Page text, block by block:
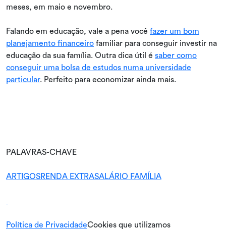
meses, em maio e novembro.
Falando em educação, vale a pena você fazer um bom
planejamento financeiro familiar para conseguir investir na
educação da sua família. Outra dica útil é saber como
conseguir uma bolsa de estudos numa universidade
particular. Perfeito para economizar ainda mais.
PALAVRAS-CHAVE
ARTIGOSRENDA EXTRASALÁRIO FAMÍLIA
Política de PrivacidadeCookies que utilizamos